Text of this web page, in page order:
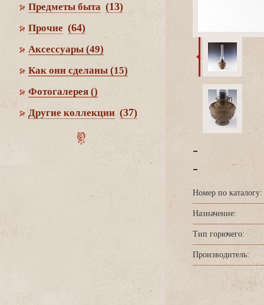
Предметы быта (13)
Прочие (64)
Аксессуары (49)
Как они сделаны (15)
Фотогалерея ()
Другие коллекции (37)
-
-
Номер по каталогу:
Назначение:
Тип горючего:
Производитель: